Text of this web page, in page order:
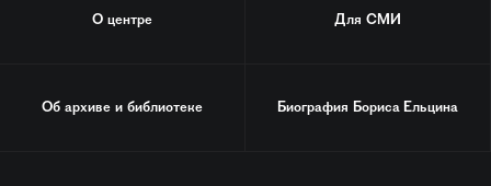
О центре Для СМИ
Об архиве и библиотеке Биография Бориса Ельцина